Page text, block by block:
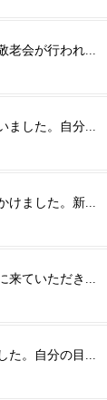
老会が行われ...
ました。自分...
けました。新...
来ていただき...
た。自分の目...